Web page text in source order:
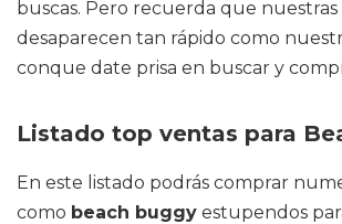
buscas. Pero recuerda que
desaparecen tan rápido como
conque date prisa en buscar y
Listado top ventas para
En este listado podrás comprar
como beach buggy estupendos